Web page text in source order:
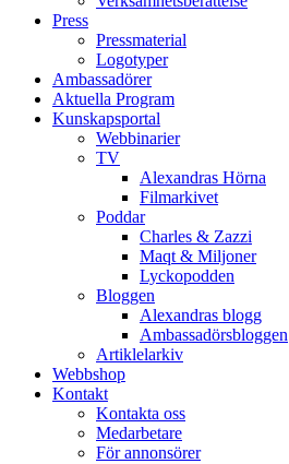
Press
Pressmaterial
Logotyper
Ambassadörer
Aktuella Program
Kunskapsportal
Webbinarier
TV
Alexandras Hörna
Filmarkivet
Poddar
Charles & Zazzi
Maqt & Miljoner
Lyckopodden
Bloggen
Alexandras blogg
Ambassadörsbloggen
Artiklelarkiv
Webbshop
Kontakt
Kontakta oss
Medarbetare
För annonsörer